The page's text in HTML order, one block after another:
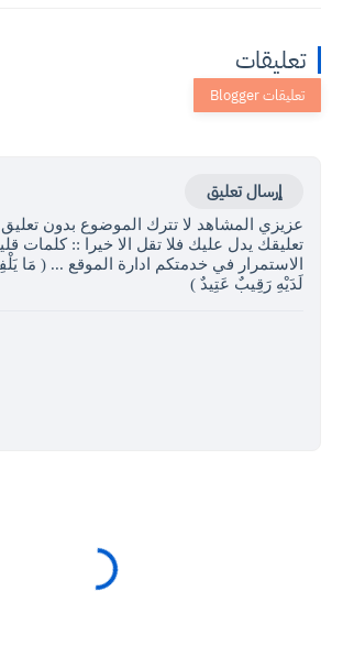
تعليقات
إرسال تعليق
عزيزي المشاهد لا تترك الموضوع بدون تعليق
تعليقك يدل عليك فلا تقل الا خيرا :: كلمات
الاستمرار في خدمتكم ادارة الموقع ... ( مَا
لَدَيْهِ رَقِيبٌ عَتِيدٌ )